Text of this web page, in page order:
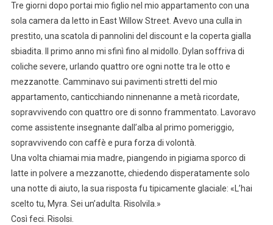
Tre giorni dopo portai mio figlio nel mio appartamento con una
sola camera da letto in East Willow Street. Avevo una culla in
prestito, una scatola di pannolini del discount e la coperta gialla
sbiadita. Il primo anno mi sfinì fino al midollo. Dylan soffriva di
coliche severe, urlando quattro ore ogni notte tra le otto e
mezzanotte. Camminavo sui pavimenti stretti del mio
appartamento, canticchiando ninnenanne a metà ricordate,
sopravvivendo con quattro ore di sonno frammentato. Lavoravo
come assistente insegnante dall’alba al primo pomeriggio,
sopravvivendo con caffè e pura forza di volontà.
Una volta chiamai mia madre, piangendo in pigiama sporco di
latte in polvere a mezzanotte, chiedendo disperatamente solo
una notte di aiuto, la sua risposta fu tipicamente glaciale: «L’hai
scelto tu, Myra. Sei un’adulta. Risolvila.»
Così feci. Risolsi.